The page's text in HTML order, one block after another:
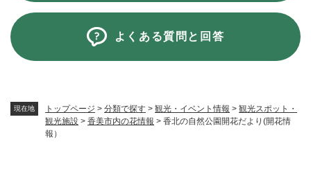
現在地 トップページ > 分類で探す > 観光・イベント情報 > 観光スポット・
観光施設 > 香美市内の花情報 > 香北の自然公園開花だより(開花情
報）
よくある質問と回答